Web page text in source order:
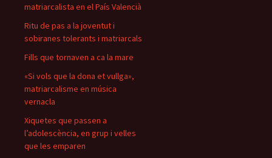
matriarcalista en el País Valencià
Ritu de pas a la joventut i
sobiranes tolerants i matriarcals
Fills que tornaven a ca la mare
«Si vols que la dona et vullga»,
matriarcalisme en música
vernacla
Xiquetes que passen a
l’adolescència, en grup i velles
que les emparen